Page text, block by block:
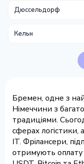
Дюссельдорф
Кельн
Бремен, одне з
Німеччини з
традиціями.
сферах логістики,
IT. Фрілансери,
отримують